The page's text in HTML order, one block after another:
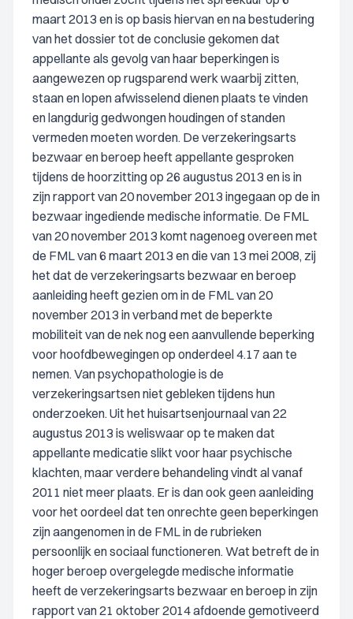
maart 2013 en is op basis hiervan en na bestudering
van het dossier tot de conclusie gekomen dat
appellante als gevolg van haar beperkingen is
aangewezen op rugsparend werk waarbij zitten,
staan en lopen afwisselend dienen plaats te vinden
en langdurig gedwongen houdingen of standen
vermeden moeten worden. De verzekeringsarts
bezwaar en beroep heeft appellante gesproken
tijdens de hoorzitting op 26 augustus 2013 en is in
zijn rapport van 20 november 2013 ingegaan op de in
bezwaar ingediende medische informatie. De FML
van 20 november 2013 komt nagenoeg overeen met
de FML van 6 maart 2013 en die van 13 mei 2008, zij
het dat de verzekeringsarts bezwaar en beroep
aanleiding heeft gezien om in de FML van 20
november 2013 in verband met de beperkte
mobiliteit van de nek nog een aanvullende beperking
voor hoofdbewegingen op onderdeel 4.17 aan te
nemen. Van psychopathologie is de
verzekeringsartsen niet gebleken tijdens hun
onderzoeken. Uit het huisartsenjournaal van 22
augustus 2013 is weliswaar op te maken dat
appellante medicatie slikt voor haar psychische
klachten, maar verdere behandeling vindt al vanaf
2011 niet meer plaats. Er is dan ook geen aanleiding
voor het oordeel dat ten onrechte geen beperkingen
zijn aangenomen in de FML in de rubrieken
persoonlijk en sociaal functioneren. Wat betreft de in
hoger beroep overgelegde medische informatie
heeft de verzekeringsarts bezwaar en beroep in zijn
rapport van 21 oktober 2014 afdoende gemotiveerd